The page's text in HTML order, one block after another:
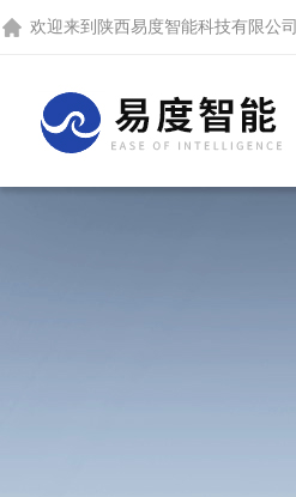
欢迎来到 陕西易度智能科技有限公司